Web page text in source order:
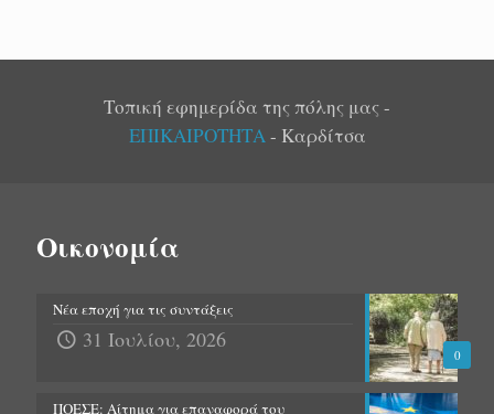
Τοπική εφημερίδα της πόλης μας -
ΕΠΙΚΑΙΡΟΤΗΤΑ- Καρδίτσα
Οικονομία
0
Νέα εποχή για τις συντάξεις
31 Ιουλίου, 2026
ΠΟΕΣΕ: Αίτημα για επαναφορά του